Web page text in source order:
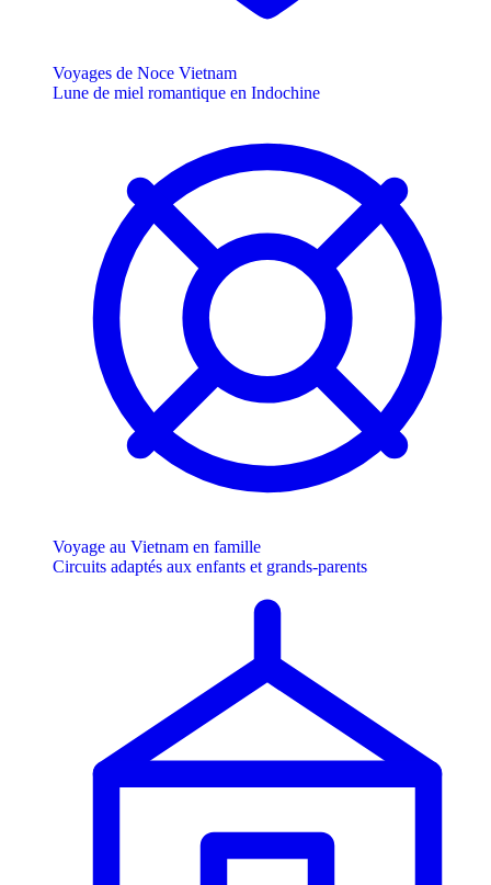
Voyages de Noce Vietnam
Lune de miel romantique en Indochine
Voyage au Vietnam en famille
Circuits adaptés aux enfants et grands-parents